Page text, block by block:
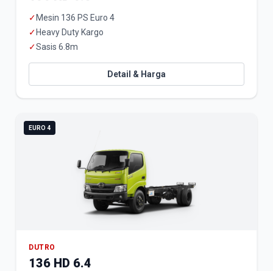
✓ Mesin 136 PS Euro 4
✓ Heavy Duty Kargo
✓Sasis 6.8m
Detail & Harga
EURO 4
DUTRO
136 HD 6.4